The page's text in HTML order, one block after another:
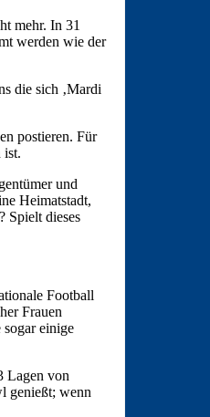
mehr. In 31
werden wie der
die sich ‚Mardi
postieren. Für
ist.
und
Heimatstadt,
Spielt dieses
Football
Frauen
einige
Lagen von
genießt; wenn